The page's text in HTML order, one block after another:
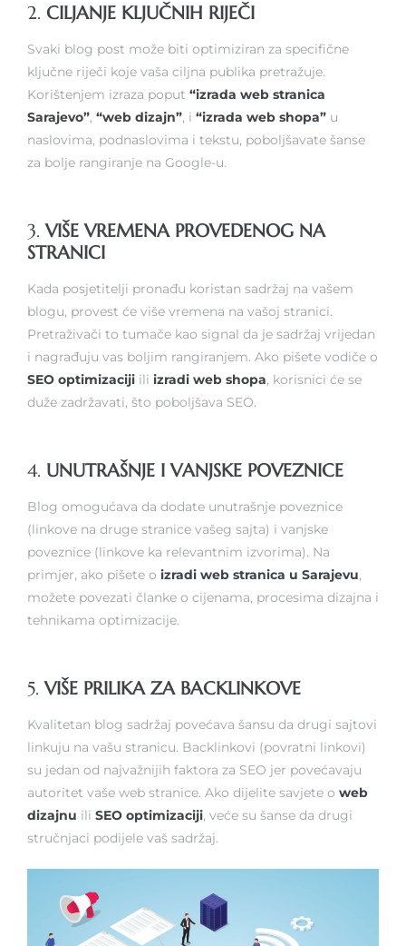
2. CILJANJE KLJUČNIH RIJEČI
Svaki blog post može biti optimiziran za specifične
ključne riječi koje vaša ciljna publika pretražuje.
Korištenjem izraza poput “izrada web stranica
Sarajevo”, “web dizajn”, i “izrada web shopa” u
naslovima, podnaslovima i tekstu, poboljšavate šanse
za bolje rangiranje na Google-u.
3.VIŠE VREMENA PROVEDENOG NA
STRANICI
Kada posjetitelji pronađu koristan sadržaj na vašem
blogu, provest će više vremena na vašoj stranici.
Pretraživači to tumače kao signal da je sadržaj vrijedan
i nagrađuju vas boljim rangiranjem. Ako pišete vodiče o
SEO optimizaciji ili izradi web shopa, korisnici će se
duže zadržavati, što poboljšava SEO.
4. UNUTRAŠNJE I VANJSKE POVEZNICE
Blog omogućava da dodate unutrašnje poveznice
(linkove na druge stranice vašeg sajta) i vanjske
poveznice (linkove ka relevantnim izvorima). Na
primjer, ako pišete o izradi web stranica u Sarajevu,
možete povezati članke o cijenama, procesima dizajna i
tehnikama optimizacije.
5.VIŠE PRILIKA ZA BACKLINKOVE
Kvalitetan blog sadržaj povećava šansu da drugi sajtovi
linkuju na vašu stranicu. Backlinkovi (povratni linkovi)
su jedan od najvažnijih faktora za SEO jer povećavaju
autoritet vaše web stranice. Ako dijelite savjete o web
dizajnu ili SEO optimizaciji, veće su šanse da drugi
stručnjaci podijele vaš sadržaj.